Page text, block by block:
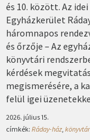
és 10. között. Az
Egyházkerület
háromnapos
és őrzője – Az
könyvtári
kérdések
megismerésére, a
felül igei
2026. július 15.
címkék: Ráday-ház, könyvtár